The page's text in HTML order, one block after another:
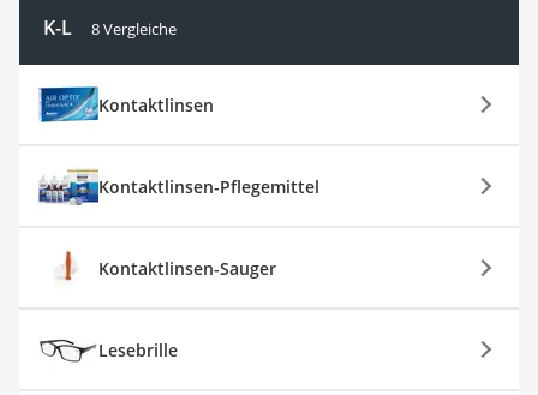
K-L 8 Vergleiche
Kontaktlinsen
Kontaktlinsen-Pflegemittel
Kontaktlinsen-Sauger
Lesebrille